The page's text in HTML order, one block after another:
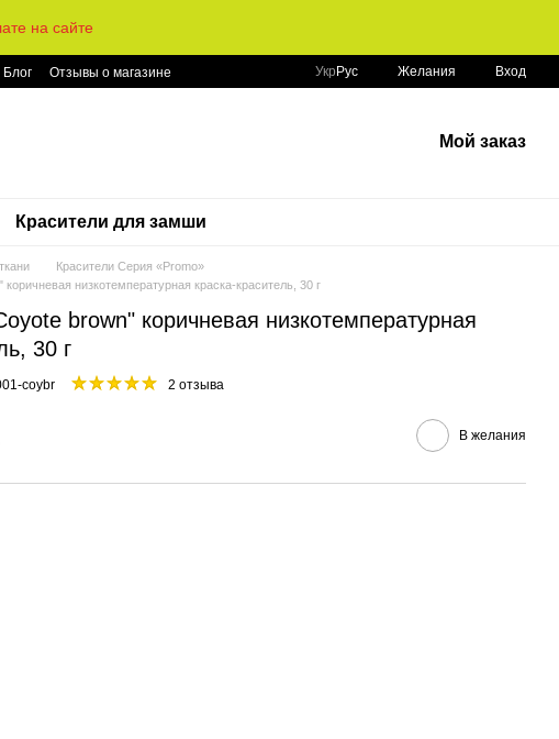
на сайте
Блог Отзывы о магазине Укр Рус Желания Вход
Мой заказ
Красители для замши
Красители Серия «Promo»
низкотемпературная краска-краситель, 30 г
brown" коричневая низкотемпературная
30 г
coybr 2 отзыва
В желания